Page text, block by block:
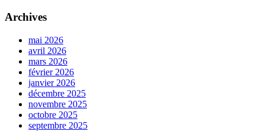
Archives
mai 2026
avril 2026
mars 2026
février 2026
janvier 2026
décembre 2025
novembre 2025
octobre 2025
septembre 2025